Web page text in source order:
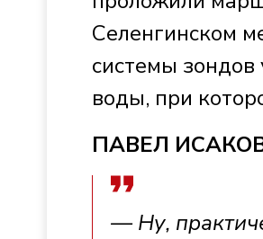
Селенгинском
системы
воды, при
ПАВЕЛ ИСАКОВ,
— Ну,